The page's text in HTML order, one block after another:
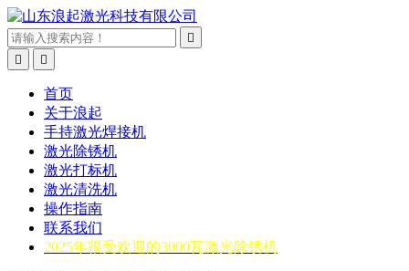



首页
关于浪起
手持激光焊接机
激光除锈机
激光打标机
激光清洗机
操作指南
联系我们
2025年很受欢迎的3000瓦激光除锈机